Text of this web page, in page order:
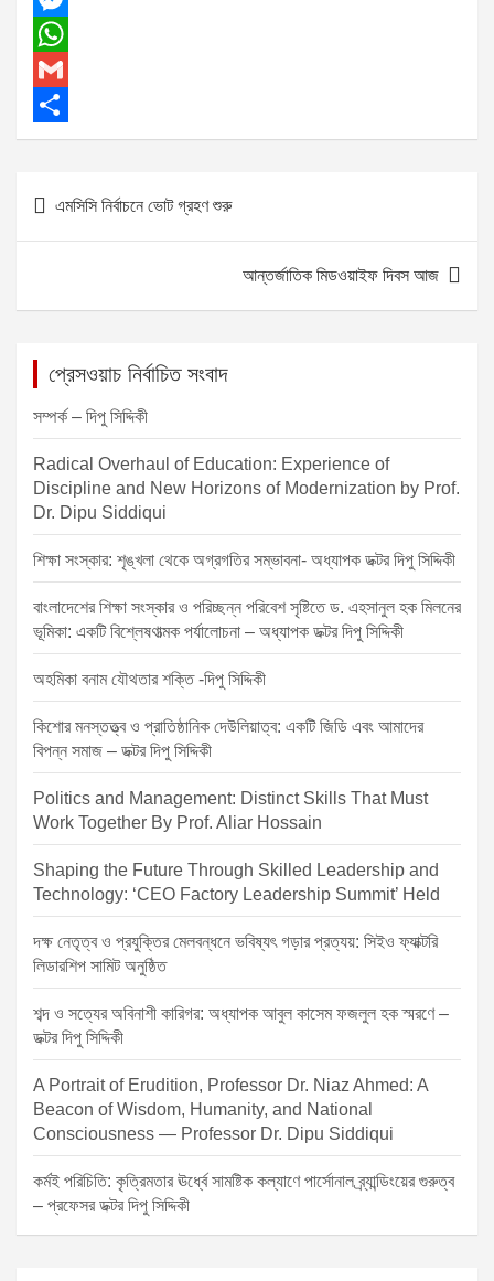
a
c
e
b
o
k
M
e
s
s
n
g
r
W
h
a
s
A
p
G
m
i
l
S
a
r
P
এমসিসি নির্বাচনে ভোট গ্রহণ শুরু
আন্তর্জাতিক মিডওয়াইফ দিবস আজ
প্রেসওয়াচ নির্বাচিত সংবাদ
সম্পর্ক – দিপু সিদ্দিকী
Radical Overhaul of Education: Experience of
Discipline and New Horizons of Modernization by Prof.
Dr. Dipu Siddiqui
শিক্ষা সংস্কার: শৃঙ্খলা থেকে অগ্রগতির সম্ভাবনা- অধ্যাপক ডক্টর দিপু সিদ্দিকী
বাংলাদেশের শিক্ষা সংস্কার ও পরিচ্ছন্ন পরিবেশ সৃষ্টিতে ড. এহসানুল হক মিলনের
ভূমিকা: একটি বিশ্লেষণাত্মক পর্যালোচনা – অধ্যাপক ডক্টর দিপু সিদ্দিকী
অহমিকা বনাম যৌথতার শক্তি -দিপু সিদ্দিকী
কিশোর মনস্তত্ত্ব ও প্রাতিষ্ঠানিক দেউলিয়াত্ব: একটি জিডি এবং আমাদের
বিপন্ন সমাজ – ডক্টর দিপু সিদ্দিকী
Politics and Management: Distinct Skills That Must
Work Together By Prof. Aliar Hossain
Shaping the Future Through Skilled Leadership and
Technology: ‘CEO Factory Leadership Summit’ Held
দক্ষ নেতৃত্ব ও প্রযুক্তির মেলবন্ধনে ভবিষ্যৎ গড়ার প্রত্যয়: সিইও ফ্যাক্টরি
লিডারশিপ সামিট অনুষ্ঠিত
শব্দ ও সত্যের অবিনাশী কারিগর: অধ্যাপক আবুল কাসেম ফজলুল হক স্মরণে –
ডক্টর দিপু সিদ্দিকী
A Portrait of Erudition, Professor Dr. Niaz Ahmed: A
Beacon of Wisdom, Humanity, and National
Consciousness — Professor Dr. Dipu Siddiqui
কর্মই পরিচিতি: কৃত্রিমতার ঊর্ধ্বে সামষ্টিক কল্যাণে পার্সোনাল ব্র্যান্ডিংয়ের গুরুত্ব
– প্রফেসর ডক্টর দিপু সিদ্দিকী